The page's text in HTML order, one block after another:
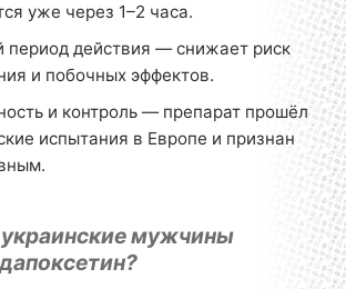
уже через 1–2 часа.
период действия — снижает риск
и побочных эффектов.
и контроль — препарат прошёл
испытания в Европе и признан
мужчины